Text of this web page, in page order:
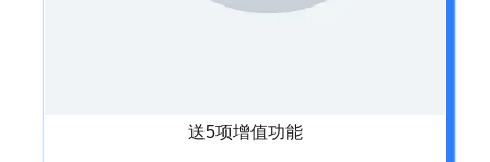
送5项增值功能